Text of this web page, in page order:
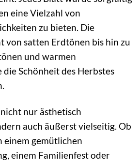
eine Vielzahl von
zu bieten. Die
von satten Erdtönen bis hin zu
und warmen
Schönheit des Herbstes
nur ästhetisch
auch äußerst vielseitig. Ob
einem gemütlichen
einem Familienfest oder